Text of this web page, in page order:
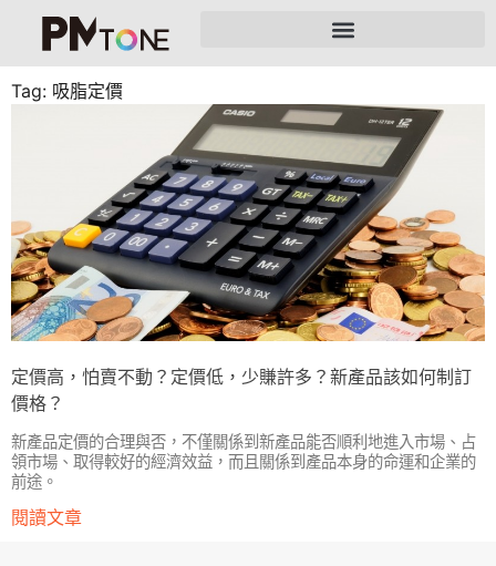
Tag: 吸脂定價
定價高，怕賣不動？定價低，少賺許多？新產品該如何制訂
價格？
新產品定價的合理與否，不僅關係到新產品能否順利地進入市場、占
領市場、取得較好的經濟效益，而且關係到產品本身的命運和企業的
前途。
閱讀文章